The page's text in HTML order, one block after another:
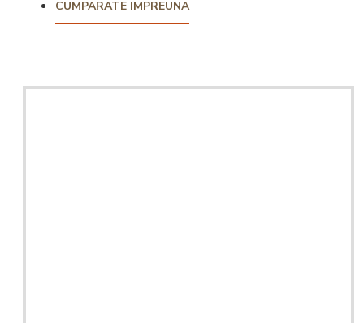
CUMPARATE IMPREUNA